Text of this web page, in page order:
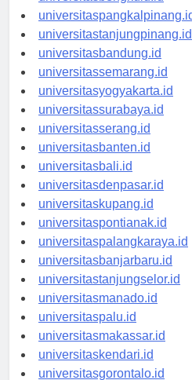
universitasbengkulu.id
universitaspangkalpinang.id
universitastanjungpinang.id
universitasbandung.id
universitassemarang.id
universitasyogyakarta.id
universitassurabaya.id
universitasserang.id
universitasbanten.id
universitasbali.id
universitasdenpasar.id
universitaskupang.id
universitaspontianak.id
universitaspalangkaraya.id
universitasbanjarbaru.id
universitastanjungselor.id
universitasmanado.id
universitaspalu.id
universitasmakassar.id
universitaskendari.id